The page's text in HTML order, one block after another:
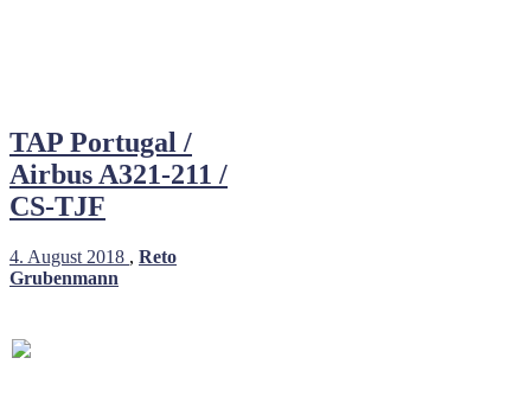
TAP Portugal /
Airbus A321-211 /
CS-TJF
4. August 2018 , Reto
Grubenmann